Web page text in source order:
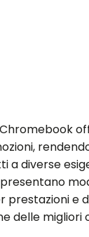
a diverse
prestazioni e
delle migliori